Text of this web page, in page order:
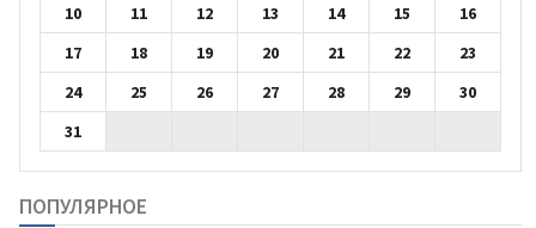
10
11 12 13 14 15
16
17
18 19 20 21 22
23
24
25 26 27 28 29
30
31
ПОПУЛЯРНОЕ